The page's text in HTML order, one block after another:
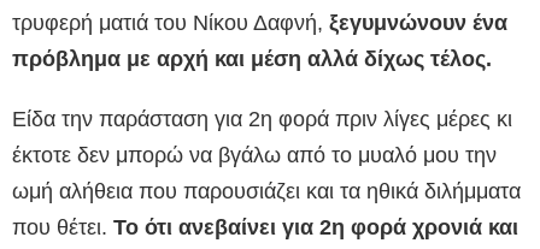
τρυφερή ματιά του Νίκου Δαφνή, ξεγυμνώνουν ένα
πρόβλημα με αρχή και μέση αλλά δίχως τέλος.
Είδα την παράσταση για 2η φορά πριν λίγες μέρες κι
έκτοτε δεν μπορώ να βγάλω από το μυαλό μου την
ωμή αλήθεια που παρουσιάζει και τα ηθικά διλήμματα
που θέτει. Το ότι ανεβαίνει για 2η φορά χρονιά και